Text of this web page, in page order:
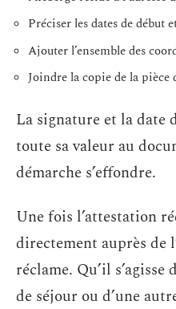
Préciser les dates de début
Ajouter l’ensemble des
Joindre la copie de la pièce
La signature et la date
toute sa valeur au
démarche s’effondre.
Une fois l’attestation
directement auprès de
réclame. Qu’il
de séjour ou d’une